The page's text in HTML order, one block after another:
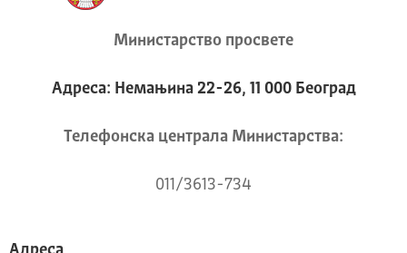
Министарство просвете
Адреса: Немањина 22-26, 11 000 Београд
Телeфонска централа Mинистарства:
011/3613-734